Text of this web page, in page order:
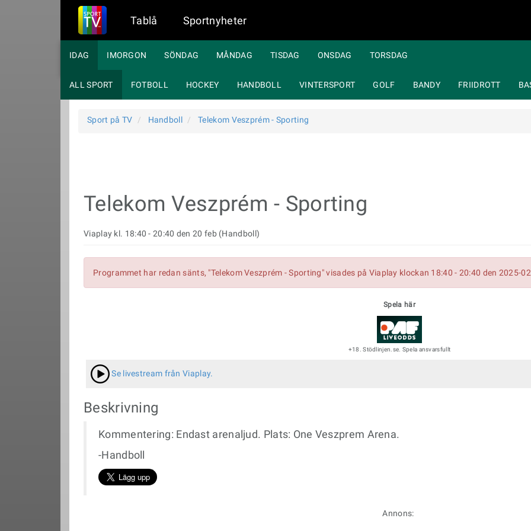
Tablå Sportnyheter
IDAG IMORGON SÖNDAG MÅNDAG TISDAG ONSDAG TORSDAG
ALL SPORT FOTBOLL HOCKEY HANDBOLL VINTERSPORT GOLF BANDY FRIIDROTT
Sport på TV Handboll Telekom Veszprém - Sporting
Telekom Veszprém - Sporting
Viaplay kl. 18:40 - 20:40 den 20 feb (Handboll)
Programmet har redan sänts, "Telekom Veszprém - Sporting" visades på Viaplay klockan 18:40 - 20:40 den 2025-
Spela här
+18. Stödlinjen.se. Spela ansvarsfullt
Se livestream från Viaplay.
Beskrivning
Kommentering: Endast arenaljud. Plats: One Veszprem Arena.
-Handboll
Annons: